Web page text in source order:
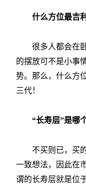
什么方位最吉
很多人都会在
的摆放可不是小事
势。那么，什么方
三代！
“长寿层”是哪
不买则已，买
一致想法，因此在
谓的长寿层就是位